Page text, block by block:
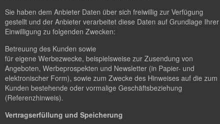
Sie haben dem Anbieter Daten über sich freiwillig zur Verfügung
gestellt und der Anbieter verarbeitet diese Daten auf Grundlage Ihrer
Einwilligung zu folgenden Zwecken:
Betreuung des Kunden sowie
für eigene Werbezwecke, beispielsweise zur Zusendung von
Angeboten, Werbeprospekten und Newsletter (in Papier- und
elektronischer Form), sowie zum Zwecke des Hinweises auf die zum
Kunden bestehende oder vormalige Geschäftsbeziehung
(Referenzhinweis).
Vertragserfüllung und Speicherung